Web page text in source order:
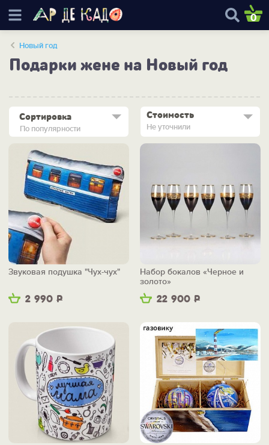
0
Новый год
Подарки жене на Новый год
По популярности
Сортировка Стоимость
Не уточнили
2 990 Р
Звуковая подушка "Чух-чух"
22 900 Р
Набор бокалов «Черное и
золото»